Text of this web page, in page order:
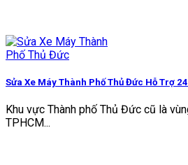
Sửa Xe Máy Thành Phố Thủ Đức Hỗ Trợ
Khu vực Thành phố Thủ Đức cũ là
TPHCM...